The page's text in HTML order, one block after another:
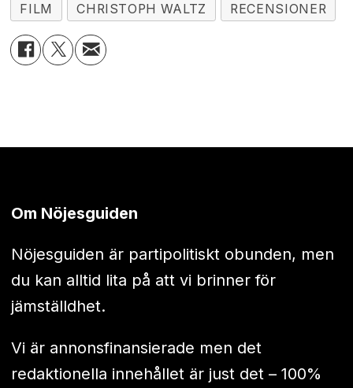
FILM
CHRISTOPH WALTZ RECENSIONER
Om Nöjesguiden
Nöjesguiden är partipolitiskt obunden, men
du kan alltid lita på att vi brinner för
jämställdhet.
Vi är annonsfinansierade men det
redaktionella innehållet är just det – 100%